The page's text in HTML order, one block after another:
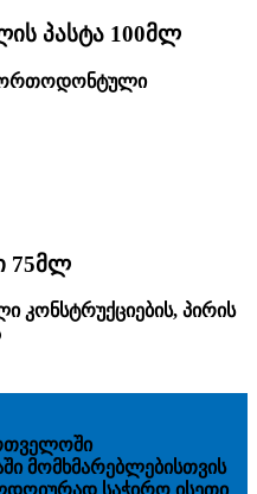
პასტა 100მლ
75მლ
, პირის
მომხმარებლებისთვის